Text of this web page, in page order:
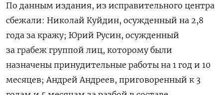
По данным издания, из исправительного центра
сбежали: Николай Куйдин, осужденный на 2,8
года за кражу; Юрий Русин, осужденный
за грабеж группой лиц, которому были
назначены принудительные работы на 1 год и 10
месяцев; Андрей Андреев, приговоренный к 3